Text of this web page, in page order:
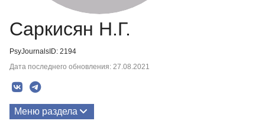
Саркисян Н.Г.
PsyJournalsID: 2194
Дата последнего обновления: 27.08.2021
Меню раздела